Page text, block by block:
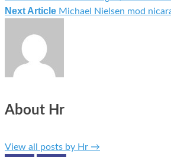
Next Article Michael Nielsen mod
About Hr
View all posts by Hr →